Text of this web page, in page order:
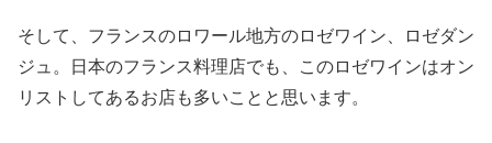
そして、フランスのロワール地方のロゼワイン、ロゼダン
ジュ。日本のフランス料理店でも、このロゼワインはオン
リストしてあるお店も多いことと思います。